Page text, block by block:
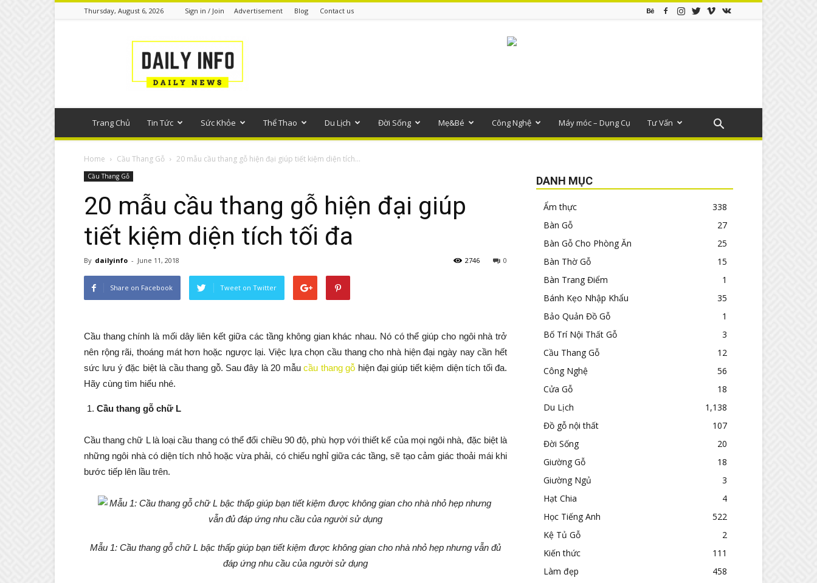
Thursday, August 6, 2026 Sign in / Join Advertisement Blog Contact us
thông
Trang Chủ Tin Tức Sức Khỏe Thể Thao Du Lịch Đời Sống Mẹ&Bé Công Nghệ Máy móc – Dụng Cụ Tư Vấn
Home Cầu Thang Gỗ 20 mẫu cầu thang gỗ hiện đại giúp tiết kiệm diện tích...
Cầu Thang Gỗ
20 mẫu cầu thang gỗ hiện đại giúp
tiết kiệm diện tích tối đa
By dailyinfo - June 11, 2018 0
2746
Share on Facebook Tweet on Twitter
Cầu thang chính là mối dây liên kết giữa các tầng không gian khác nhau. Nó có thể giúp cho ngôi nhà trở
nên rộng rãi, thoáng mát hơn hoặc ngược lại. Việc lựa chọn cầu thang cho nhà hiện đại ngày nay cần hết
sức lưu ý đặc biệt là cầu thang gỗ. Sau đây là 20 mẫucầu thang gỗ hiện đại giúp tiết kiệm diện tích tối đa.
Hãy cùng tìm hiểu nhé.
Cầu thang gỗ chữ L
Cầu thang chữ L là loại cầu thang có thể đổi chiều 90 độ, phù hợp với thiết kế của mọi ngôi nhà, đặc biệt là
những ngôi nhà có diện tích nhỏ hoặc vừa phải, có chiếu nghỉ giữa các tầng, sẽ tạo cảm giác thoải mái khi
bước tiếp lên lầu trên.
Mẫu 1: Cầu thang gỗ chữ L bậc thấp giúp bạn tiết kiệm được không gian cho nhà nhỏ hẹp nhưng vẫn đủ
đáp ứng nhu cầu của người sử dụng
DANH MỤC
Ẩm thực
338
Bàn Gỗ
27
Bàn Gỗ Cho Phòng Ăn
25
Bàn Thờ Gỗ
15
Bàn Trang Điểm
1
Bánh Kẹo Nhập Khẩu
35
Bảo Quản Đồ Gỗ
1
Bố Trí Nội Thất Gỗ
3
Cầu Thang Gỗ
12
Công Nghệ
56
Cửa Gỗ
18
Du Lịch
1,138
Đồ gỗ nội thất
107
Đời Sống
20
Giường Gỗ
18
Giường Ngủ
3
Hạt Chia
4
Học Tiếng Anh
522
Kệ Tủ Gỗ
2
Kiến thức
111
Làm đẹp
458